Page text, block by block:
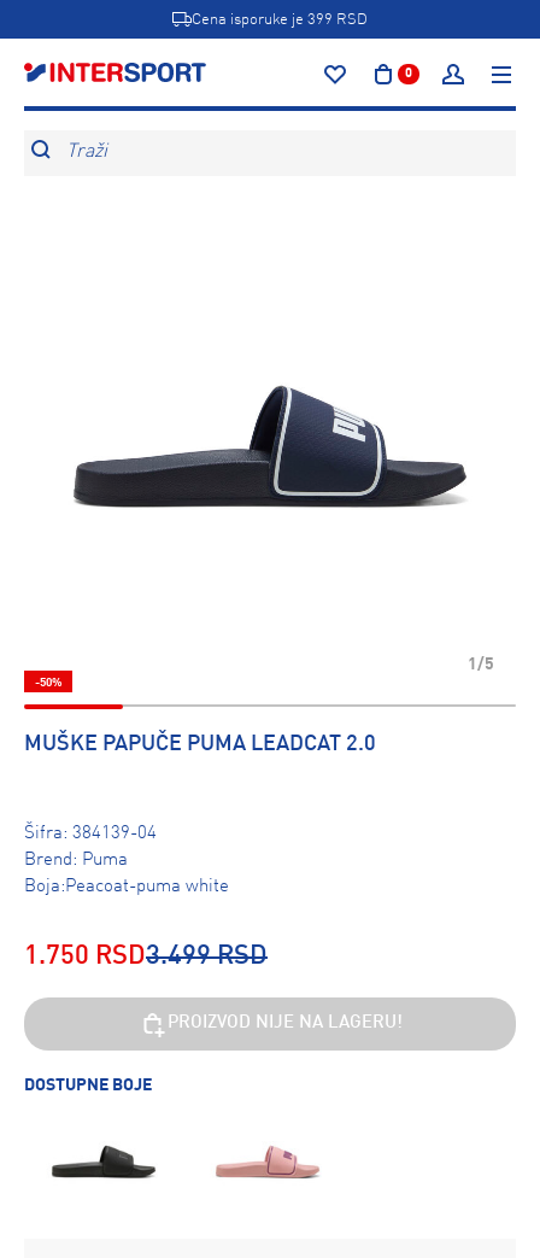
Cena isporuke je 399 RSD
0
Traži
1/5
-50%
MUŠKE PAPUČE PUMA LEADCAT 2.0
Šifra: 384139-04
Brend: Puma
Boja:Peacoat-puma white
1.750 RSD3.499 RSD
PROIZVOD NIJE NA LAGERU!
DOSTUPNE BOJE